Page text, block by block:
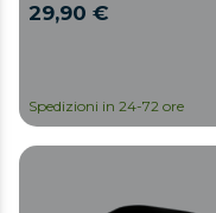
29,90 €
Spedizioni in 24-72 ore